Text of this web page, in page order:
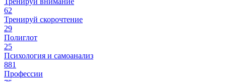
62
Тренируй скорочтение
29
Полиглот
25
Психология и самоанализ
881
Профессии